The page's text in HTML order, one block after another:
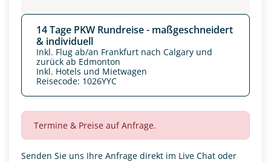
14 Tage PKW Rundreise - maßgeschneidert
& individuell
Inkl. Flug ab/an Frankfurt nach Calgary und
zurück ab Edmonton
Inkl. Hotels und Mietwagen
Reisecode: 1026YYC
Termine & Preise auf Anfrage.
Senden Sie uns Ihre Anfrage direkt im Live Chat oder
Weitere Informationen